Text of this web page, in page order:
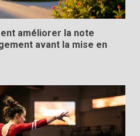
améliorer la note
avant la mise en